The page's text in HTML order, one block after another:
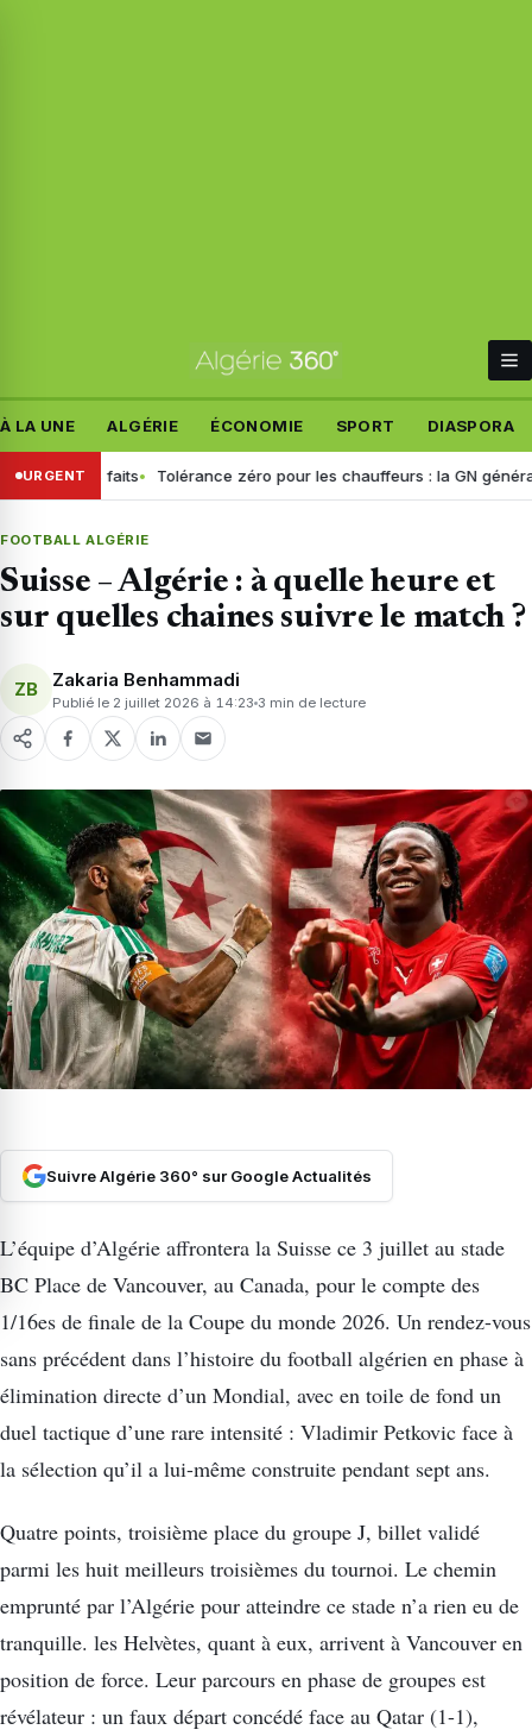
À LA UNE ALGÉRIE ÉCONOMIE SPORT DIASPORA
URGENT
les faits Tolérance zéro pour les chauffeurs : la GN généralise le
FOOTBALL ALGÉRIE
Suisse – Algérie : à quelle heure et
sur quelles chaines suivre le match ?
ZB Zakaria Benhammadi
Publié le 2 juillet 2026 à 14:23 3 min de lecture
Suivre Algérie 360° sur Google Actualités
L’équipe d’Algérie affrontera la Suisse ce 3 juillet au stade
BC Place de Vancouver, au Canada, pour le compte des
1/16es de finale de la Coupe du monde 2026. Un rendez-vous
sans précédent dans l’histoire du football algérien en phase à
élimination directe d’un Mondial, avec en toile de fond un
duel tactique d’une rare intensité : Vladimir Petkovic face à
la sélection qu’il a lui-même construite pendant sept ans.
Quatre points, troisième place du groupe J, billet validé
parmi les huit meilleurs troisièmes du tournoi. Le chemin
emprunté par l’Algérie pour atteindre ce stade n’a rien eu de
tranquille. les Helvètes, quant à eux, arrivent à Vancouver en
position de force. Leur parcours en phase de groupes est
révélateur : un faux départ concédé face au Qatar (1-1),